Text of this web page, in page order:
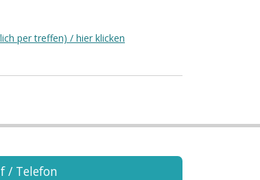
per treffen) / hier klicken
/ Telefon